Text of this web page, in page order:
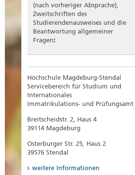
Bachelor of Science
Wintersemester 2025/26 –
Rehabilitationspsychologie
Wintersemester 2024/25 –
Rehabilitationspsychologie
Sommersemester 2024 –
Rehabilitationspsychologie
Wintersemester 2023/24 -
Rehabilitationspsychologie
Sommersemester 2023 -
Rehabilitationspsychologie
Wintersemester 2022/23 -
Wintersemester 2016/17 -
Wirtschaftsingenieurwesen
(nach vorheriger Absprache),
Zweitschriften des
Studierendenausweises und die
Beantwortung allgemeiner
Fragen:
Hochschule Magdeburg-Stendal
Servicebereich für Studium und
Internationales
Immatrikulations- und Prüfungsamt
Breitscheidstr. 2, Haus 4
39114 Magdeburg
Osterburger Str. 25, Haus 2
39576 Stendal
weitere Informationen